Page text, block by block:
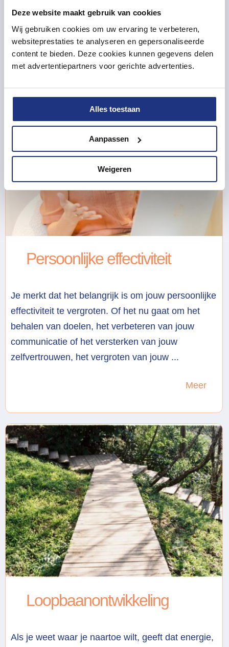
Deze website maakt gebruik van cookies
Wij gebruiken cookies om uw ervaring te verbeteren,
websiteprestaties te analyseren en gepersonaliseerde
content te bieden. Deze cookies kunnen gegevens delen
met advertentiepartners voor gerichte advertenties.
Alles toestaan
Aanpassen
Weigeren
Andere
thema’s
Persoonlijke effectiviteit
Je merkt dat het belangrijk is om jouw persoonlijke
effectiviteit te vergroten. Of het nu gaat om het
behalen van doelen, het verbeteren van jouw
communicatie of het versterken van jouw
zelfvertrouwen, het vergroten van jouw ...
Meer
Loopbaanontwikkeling
Als je weet waar je naartoe wilt, geeft dat energie,